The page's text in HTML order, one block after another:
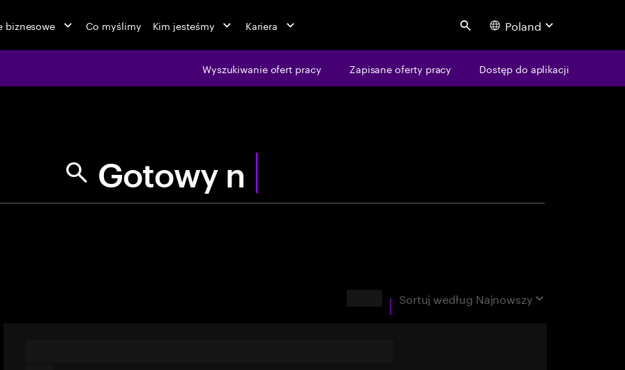
biznesowe Co myślimy Kim jesteśmy Kariera Search Poland
at Accenture
Wyszukiwanie ofert pracy Zapisane oferty pracy Dostęp do aplikacji
Sortuj według Najnowszy